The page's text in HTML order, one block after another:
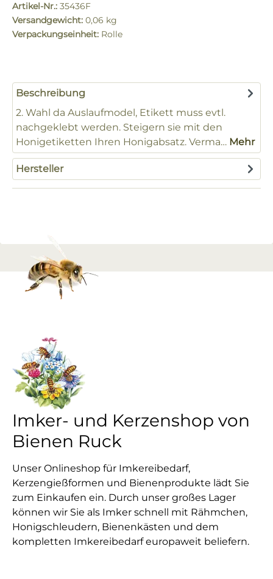
Artikel-Nr.: 35436F
Versandgewicht: 0,06 kg
Verpackungseinheit: Rolle
Beschreibung
2. Wahl da Auslaufmodel, Etikett muss evtl.
nachgeklebt werden. Steigern sie mit den
Honigetiketten Ihren Honigabsatz. Verma… Mehr
Hersteller
Imker- und Kerzenshop von
Bienen Ruck
Unser Onlineshop für Imkereibedarf,
Kerzengießformen und Bienenprodukte lädt Sie
zum Einkaufen ein. Durch unser großes Lager
können wir Sie als Imker schnell mit Rähmchen,
Honigschleudern, Bienenkästen und dem
kompletten Imkereibedarf europaweit beliefern.